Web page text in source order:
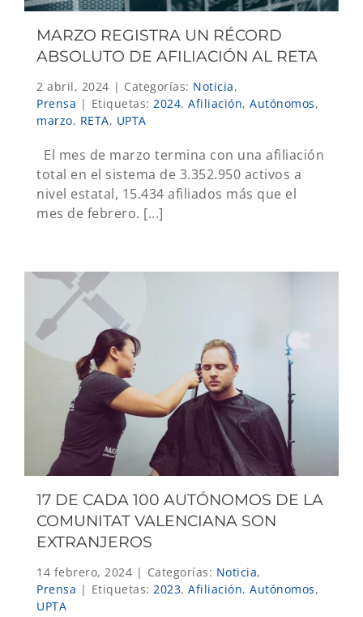
MARZO REGISTRA UN RÉCORD
ABSOLUTO DE AFILIACIÓN AL RETA
2 abril, 2024 | Categorías: Noticia,
Prensa | Etiquetas: 2024, Afiliación, Autónomos,
marzo, RETA, UPTA
El mes de marzo termina con una afiliación
total en el sistema de 3.352.950 activos a
nivel estatal, 15.434 afiliados más que el
mes de febrero. [...]
17 DE CADA 100 AUTÓNOMOS DE LA
COMUNITAT VALENCIANA SON
EXTRANJEROS
14 febrero, 2024 | Categorías: Noticia,
Prensa | Etiquetas: 2023, Afiliación, Autónomos,
UPTA